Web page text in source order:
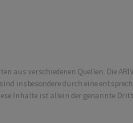
aus verschiedenen Quellen. Die
insbesondere durch eine
Inhalte ist allein der genannte